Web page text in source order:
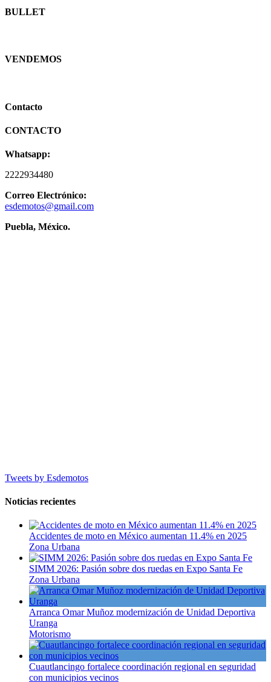
BULLET
VENDEMOS
Contacto
CONTACTO
Whatsapp:
2222934480
Correo Electrónico:
esdemotos@gmail.com
Puebla, México.
Tweets by Esdemotos
Noticias recientes
Accidentes de moto en México aumentan 11.4% en 2025
Zona Urbana
SIMM 2026: Pasión sobre dos ruedas en Expo Santa Fe
Zona Urbana
Arranca Omar Muñoz modernización de Unidad Deportiva
Uranga
Motorismo
Cuautlancingo fortalece coordinación regional en seguridad
con municipios vecinos